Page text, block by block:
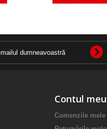
Contul meu
Comenzile mele